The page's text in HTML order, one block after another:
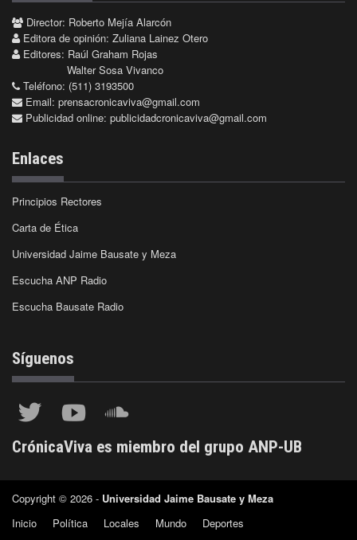
Director: Roberto Mejía Alarcón
Editora de opinión: Zuliana Lainez Otero
Editores: Raúl Graham Rojas
Walter Sosa Vivanco
Teléfono: (511) 3193500
Email: prensacronicaviva@gmail.com
Publicidad online: publicidadcronicaviva@gmail.com
Enlaces
Principios Rectores
Carta de Ética
Universidad Jaime Bausate y Meza
Escucha ANP Radio
Escucha Bausate Radio
Síguenos
CrónicaViva es miembro del grupo ANP-UB
Copyright © 2026 - Universidad Jaime Bausate y Meza
Inicio
Política Locales Mundo
Deportes